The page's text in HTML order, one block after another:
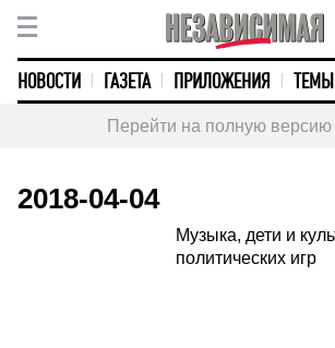
НОВОСТИ ГАЗЕТА ПРИЛОЖЕНИЯ ТЕМЫ
Перейти на полную версию
2018-04-04
Музыка, дети и
политических игр